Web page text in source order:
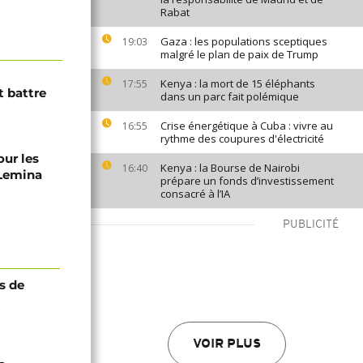
Rabat
19:03
Gaza : les populations sceptiques
malgré le plan de paix de Trump
17:55
Kenya : la mort de 15 éléphants
dans un parc fait polémique
16:55
Crise énergétique à Cuba : vivre au
rythme des coupures d'électricité
16:40
Kenya : la Bourse de Nairobi
prépare un fonds d’investissement
consacré à l’IA
PUBLICITÉ
VOIR PLUS
battre
les
de